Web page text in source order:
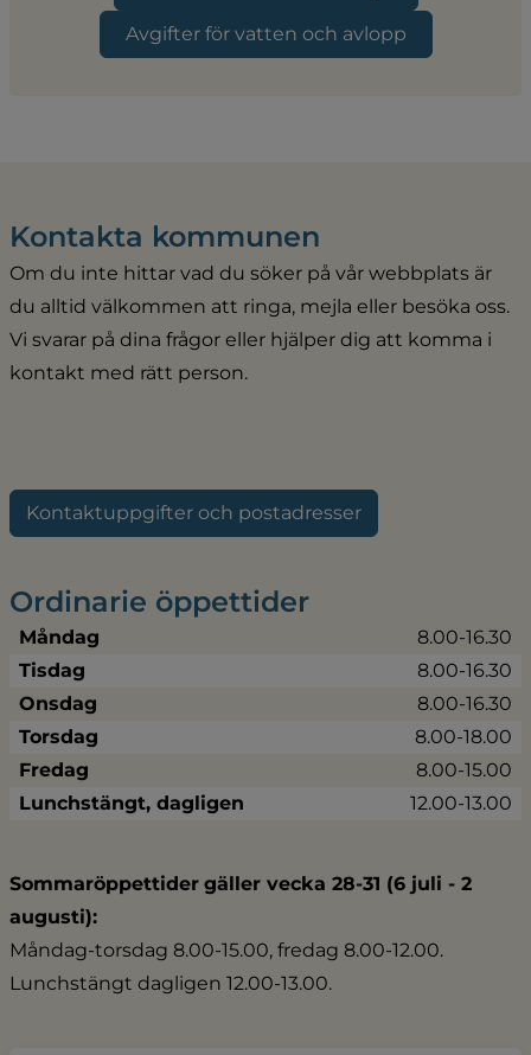
Avgifter för vatten och avlopp
Kontakta kommunen
Om du inte hittar vad du söker på vår webbplats är
du alltid välkommen att ringa, mejla eller besöka oss.
Vi svarar på dina frågor eller hjälper dig att komma i
kontakt med rätt person.
Kontaktuppgifter och postadresser
Ordinarie öppettider
Måndag
8.00-16.30
Tisdag
8.00-16.30
Onsdag
8.00-16.30
Torsdag
8.00-18.00
Fredag
8.00-15.00
Lunchstängt, dagligen
12.00-13.00
Sommaröppettider gäller vecka 28-31 (6 juli - 2
augusti):
Måndag-torsdag 8.00-15.00, fredag 8.00-12.00.
Lunchstängt dagligen 12.00-13.00.